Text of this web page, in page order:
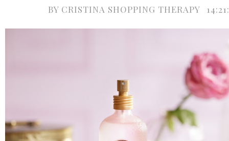
BY CRISTINA SHOPPING THERAPY